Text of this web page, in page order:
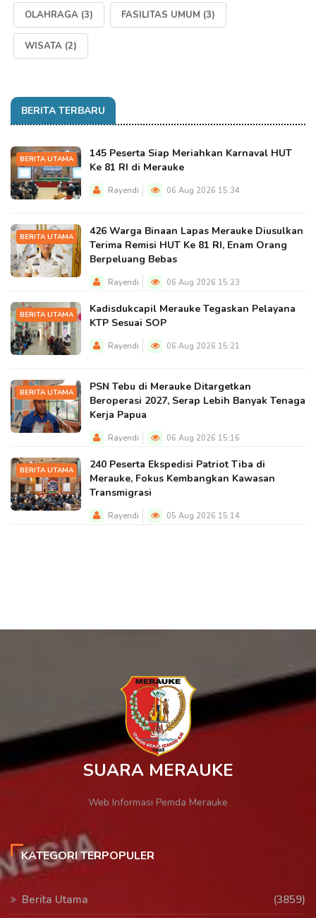
OLAHRAGA (3) FASILITAS UMUM (3)
WISATA (2)
BERITA TERBARU
BERITA UTAMA
145 Peserta Siap Meriahkan Karnaval HUT
Ke 81 RI di Merauke
Rayendi 06 Aug 2026 15:34
BERITA UTAMA
426 Warga Binaan Lapas Merauke Diusulkan
Terima Remisi HUT Ke 81 RI, Enam Orang
Berpeluang Bebas
Rayendi 06 Aug 2026 15:23
BERITA UTAMA
Kadisdukcapil Merauke Tegaskan Pelayana
KTP Sesuai SOP
Rayendi 06 Aug 2026 15:21
BERITA UTAMA
PSN Tebu di Merauke Ditargetkan
Beroperasi 2027, Serap Lebih Banyak Tenaga
Kerja Papua
Rayendi 06 Aug 2026 15:16
BERITA UTAMA
240 Peserta Ekspedisi Patriot Tiba di
Merauke, Fokus Kembangkan Kawasan
Transmigrasi
Rayendi 05 Aug 2026 15:14
SUARA MERAUKE
Web Informasi Pemda Merauke
KATEGORI TERPOPULER
Berita Utama
(3859)